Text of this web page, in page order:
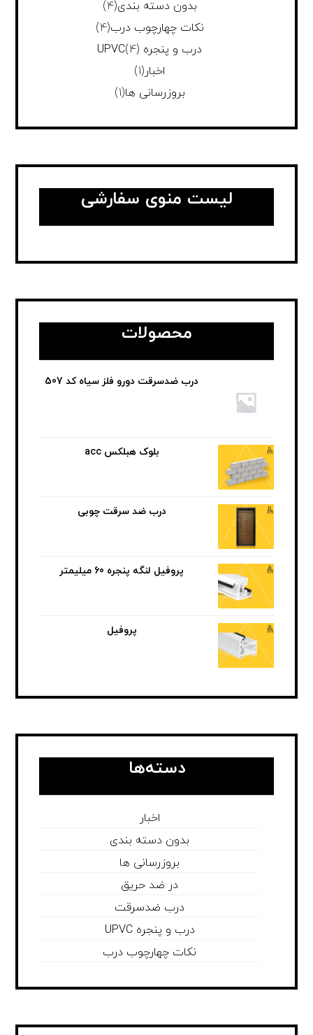
بدون دسته بندی(4)
نکات چهارچوب درب(4)
درب و پنجره UPVC (4)
اخبار(1)
بروزرسانی ها(1)
لیست منوی سفارشی
محصولات
درب ضدسرقت دورو فلز سیاه کد 507
بلوک هبلکس acc
درب ضد سرقت چوبی
پروفیل لنگه پنجره 60 میلیمتر
پروفیل
دسته‌ها
اخبار
بدون دسته بندی
بروزرسانی ها
در ضد حریق
درب ضدسرقت
درب و پنجره UPVC
نکات چهارچوب درب